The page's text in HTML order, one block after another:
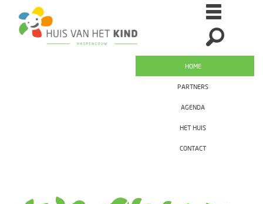
HOME
PARTNERS
AGENDA
HET HUIS
CONTACT